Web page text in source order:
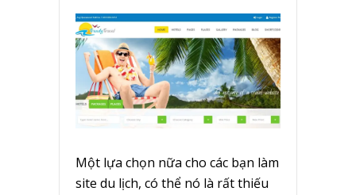
Một lựa chọn nữa cho các bạn làm
site du lịch, có thể nó là rất thiếu